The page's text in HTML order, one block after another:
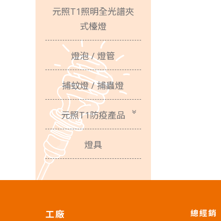
元照T1照明全光譜夾
式檯燈
燈泡 / 燈管
捕蚊燈 / 捕蟲燈
元照T1防疫產品
燈具
工廠 總經銷